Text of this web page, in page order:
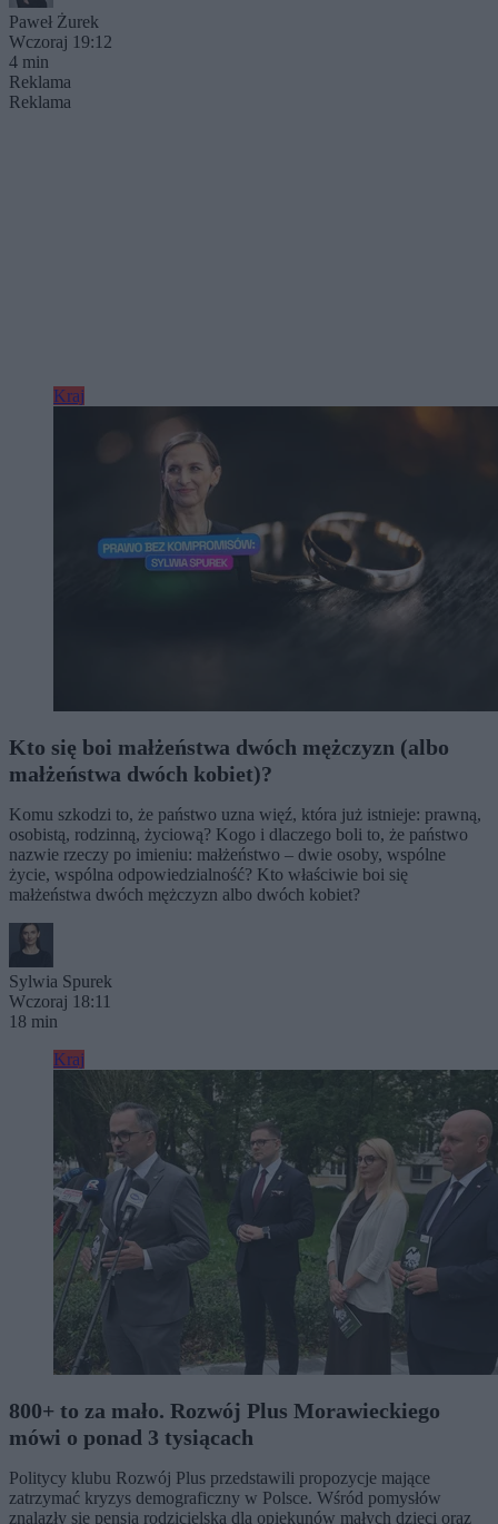
Paweł Żurek
Wczoraj 19:12
4 min
Reklama
Reklama
Kraj
Kto się boi małżeństwa dwóch mężczyzn (albo
małżeństwa dwóch kobiet)?
Komu szkodzi to, że państwo uzna więź, która już istnieje: prawną,
osobistą, rodzinną, życiową? Kogo i dlaczego boli to, że państwo
nazwie rzeczy po imieniu: małżeństwo – dwie osoby, wspólne
życie, wspólna odpowiedzialność? Kto właściwie boi się
małżeństwa dwóch mężczyzn albo dwóch kobiet?
Sylwia Spurek
Wczoraj 18:11
18 min
Kraj
800+ to za mało. Rozwój Plus Morawieckiego
mówi o ponad 3 tysiącach
Politycy klubu Rozwój Plus przedstawili propozycje mające
zatrzymać kryzys demograficzny w Polsce. Wśród pomysłów
znalazły się pensja rodzicielska dla opiekunów małych dzieci oraz